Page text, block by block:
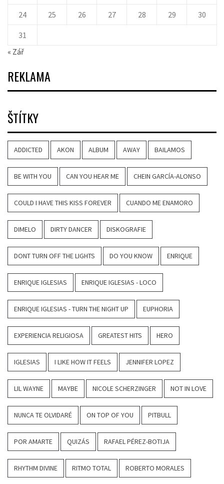
24 25 26 27 28 29 30
31
« Zář
REKLAMA
ŠTÍTKY
ADDICTED AKON ALBUM AWAY BAILAMOS
BE WITH YOU CAN YOU HEAR ME CHEIN GARCÍA-ALONSO
COULD I HAVE THIS KISS FOREVER CUANDO ME ENAMORO
DIMELO DIRTY DANCER DISKOGRAFIE
DONT TURN OFF THE LIGHTS DO YOU KNOW ENRIQUE
ENRIQUE IGLESIAS ENRIQUE IGLESIAS - LOCO
ENRIQUE IGLESIAS - TURN THE NIGHT UP EUPHORIA
EXPERIENCIA RELIGIOSA GREATEST HITS HERO
IGLESIAS I LIKE HOW IT FEELS JENNIFER LOPEZ
LIL WAYNE MAYBE NICOLE SCHERZINGER NOT IN LOVE
NUNCA TE OLVIDARÉ ON TOP OF YOU PITBULL
POR AMARTE QUIZÁS RAFAEL PÉREZ-BOTIJA
RHYTHM DIVINE RITMO TOTAL ROBERTO MORALES